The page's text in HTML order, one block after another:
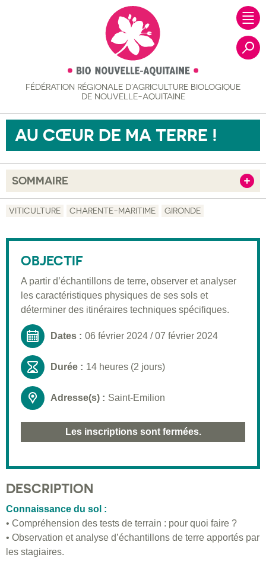
FÉDÉRATION RÉGIONALE D’AGRICULTURE BIOLOGIQUE
DE NOUVELLE-AQUITAINE
AU CŒUR DE MA TERRE !
SOMMAIRE
Validation
Informations pratiques
VITICULTURE CHARENTE-MARITIME GIRONDE
OBJECTIF
A partir d’échantillons de terre, observer et analyser
les caractéristiques physiques de ses sols et
déterminer des itinéraires techniques spécifiques.
Dates : 06 février 2024 /07 février 2024
Durée : 14 heures (2 jours)
Adresse(s) : Saint-Emilion
Les inscriptions sont fermées.
DESCRIPTION
Connaissance du sol :
• Compréhension des tests de terrain : pour quoi faire ?
• Observation et analyse d’échantillons de terre apportés par
les stagiaires.